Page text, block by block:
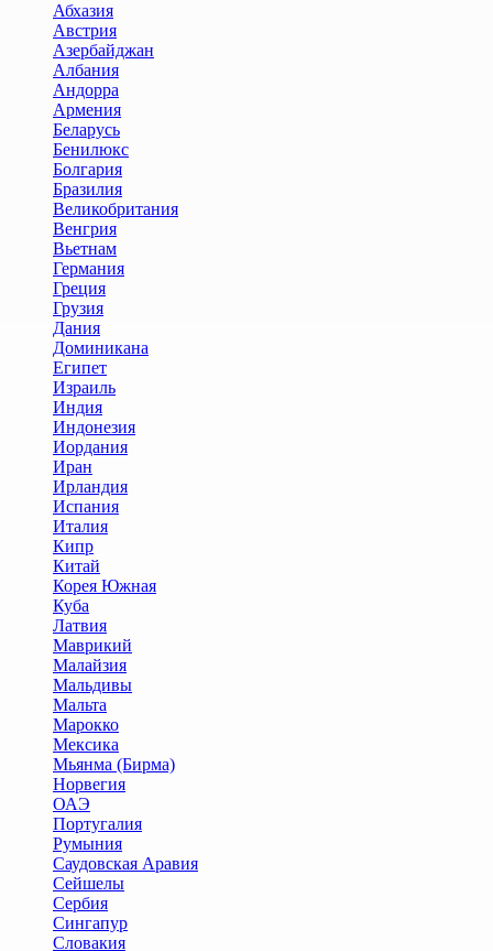
Абхазия
Австрия
Азербайджан
Албания
Андорра
Армения
Беларусь
Бенилюкс
Болгария
Бразилия
Великобритания
Венгрия
Вьетнам
Германия
Греция
Грузия
Дания
Доминикана
Египет
Израиль
Индия
Индонезия
Иордания
Иран
Ирландия
Испания
Италия
Кипр
Китай
Корея Южная
Куба
Латвия
Маврикий
Малайзия
Мальдивы
Мальта
Марокко
Мексика
Мьянма (Бирма)
Норвегия
ОАЭ
Португалия
Румыния
Саудовская Аравия
Сейшелы
Сербия
Сингапур
Словакия